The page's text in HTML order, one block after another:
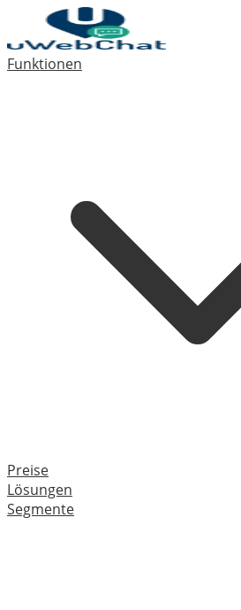
Funktionen
Preise
Lösungen
Segmente